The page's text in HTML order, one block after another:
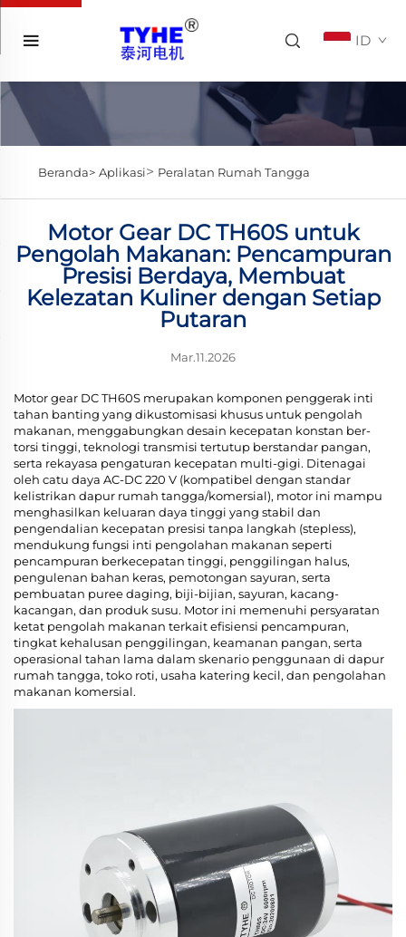
ID
Beranda> Aplikasi> Peralatan Rumah Tangga
Motor Gear DC TH60S untuk
Pengolah Makanan: Pencampuran
Presisi Berdaya, Membuat
Kelezatan Kuliner dengan Setiap
Putaran
Mar.11.2026
Motor gear DC TH60S merupakan komponen penggerak inti
tahan banting yang dikustomisasi khusus untuk pengolah
makanan, menggabungkan desain kecepatan konstan ber-
torsi tinggi, teknologi transmisi tertutup berstandar pangan,
serta rekayasa pengaturan kecepatan multi-gigi. Ditenagai
oleh catu daya AC-DC 220 V (kompatibel dengan standar
kelistrikan dapur rumah tangga/komersial), motor ini mampu
menghasilkan keluaran daya tinggi yang stabil dan
pengendalian kecepatan presisi tanpa langkah (stepless),
mendukung fungsi inti pengolahan makanan seperti
pencampuran berkecepatan tinggi, penggilingan halus,
pengulenan bahan keras, pemotongan sayuran, serta
pembuatan puree daging, biji-bijian, sayuran, kacang-
kacangan, dan produk susu. Motor ini memenuhi persyaratan
ketat pengolah makanan terkait efisiensi pencampuran,
tingkat kehalusan penggilingan, keamanan pangan, serta
operasional tahan lama dalam skenario penggunaan di dapur
rumah tangga, toko roti, usaha katering kecil, dan pengolahan
makanan komersial.